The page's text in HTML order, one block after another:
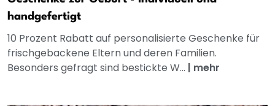
handgefertigt
10 Prozent Rabatt auf personalisierte Geschenke für
frischgebackene Eltern und deren Familien.
Besonders gefragt sind bestickte W... | mehr